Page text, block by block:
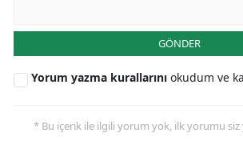
GÖNDER
Yorum yazma kurallarını okudum ve
* Bu içerik ile ilgili yorum yok, ilk yorumu siz